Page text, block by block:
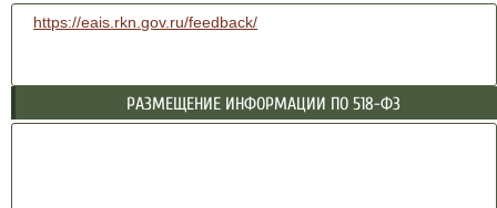
https://eais.rkn.gov.ru/feedback/
РАЗМЕЩЕНИЕ ИНФОРМАЦИИ ПО 518-ФЗ